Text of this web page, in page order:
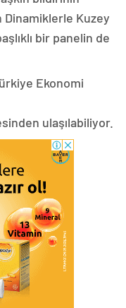
Dinamiklerle Kuzey
bir panelin de
Ekonomi
ulaşılabiliyor.